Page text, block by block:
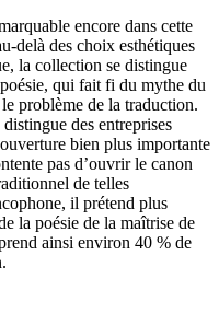
encore dans cette
delà des choix esthétiques
la collection se distingue
qui fait fi du mythe du
problème de la traduction.
des entreprises
bien plus importante
pas d’ouvrir le canon
de telles
il prétend plus
la poésie de la maîtrise de
ainsi environ 40 % de